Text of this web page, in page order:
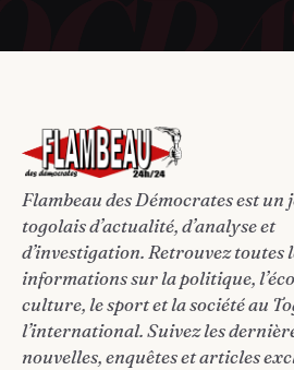
Flambeau des Démocrates est
togolais d’actualité, d’analyse et
d’investigation. Retrouvez toutes
informations sur la politique,
culture, le sport et la société au
l’international. Suivez les
nouvelles, enquêtes et articles